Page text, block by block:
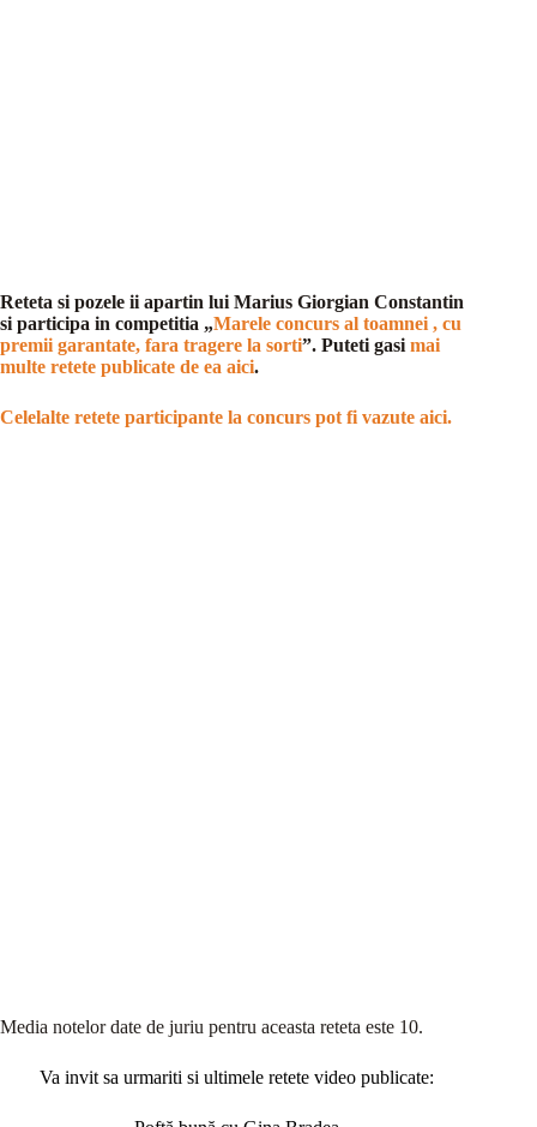
Reteta si pozele ii apartin lui Marius Giorgian Constantin
si participa in competitia „Marele concurs al toamnei , cu
premii garantate, fara tragere la sorti”. Puteti gasi mai
multe retete publicate de ea aici.
Celelalte retete participante la concurs pot fi vazute aici.
Media notelor date de juriu pentru aceasta reteta este 10.
Va invit sa urmariti si ultimele retete video publicate: